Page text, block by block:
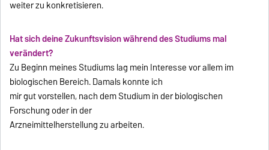
weiter zu konkretisieren.
Hat sich deine Zukunftsvision während des Studiums mal
verändert?
Zu Beginn meines Studiums lag mein Interesse vor allem im
biologischen Bereich. Damals konnte ich
mir gut vorstellen, nach dem Studium in der biologischen
Forschung oder in der
Arzneimittelherstellung zu arbeiten.